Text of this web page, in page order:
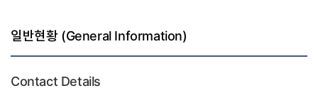
일반현황 (General Information)
Contact Details